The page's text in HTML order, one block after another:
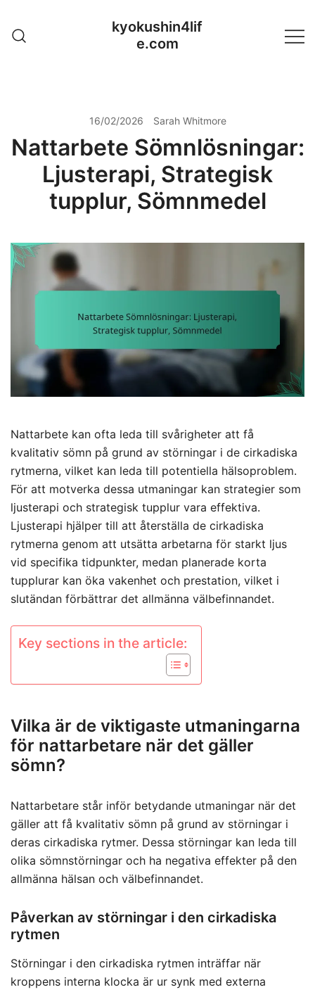
content
kyokushin4lif
e.com
16/02/2026 Sarah Whitmore
Nattarbete Sömnlösningar:
Ljusterapi, Strategisk
tupplur, Sömnmedel
Nattarbete kan ofta leda till svårigheter att få
kvalitativ sömn på grund av störningar i de cirkadiska
rytmerna, vilket kan leda till potentiella hälsoproblem.
För att motverka dessa utmaningar kan strategier som
ljusterapi och strategisk tupplur vara effektiva.
Ljusterapi hjälper till att återställa de cirkadiska
rytmerna genom att utsätta arbetarna för starkt ljus
vid specifika tidpunkter, medan planerade korta
tupplurar kan öka vakenhet och prestation, vilket i
slutändan förbättrar det allmänna välbefinnandet.
Key sections in the article:
Vilka är de viktigaste utmaningarna
för nattarbetare när det gäller
sömn?
Nattarbetare står inför betydande utmaningar när det
gäller att få kvalitativ sömn på grund av störningar i
deras cirkadiska rytmer. Dessa störningar kan leda till
olika sömnstörningar och ha negativa effekter på den
allmänna hälsan och välbefinnandet.
Påverkan av störningar i den cirkadiska
rytmen
Störningar i den cirkadiska rytmen inträffar när
kroppens interna klocka är ur synk med externa